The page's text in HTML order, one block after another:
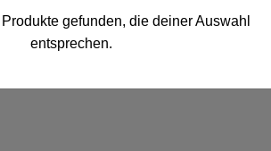
gefunden, die deiner Auswahl
entsprechen.